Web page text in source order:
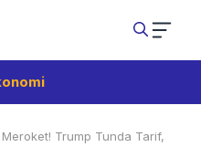
Trump Tunda Tarif,